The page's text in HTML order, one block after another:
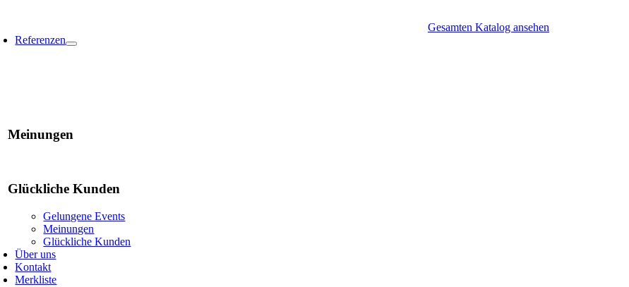
Gesamten Katalog ansehen
Referenzen
Meinungen
Glückliche Kunden
Gelungene Events
Meinungen
Glückliche Kunden
Über uns
Kontakt
Merkliste